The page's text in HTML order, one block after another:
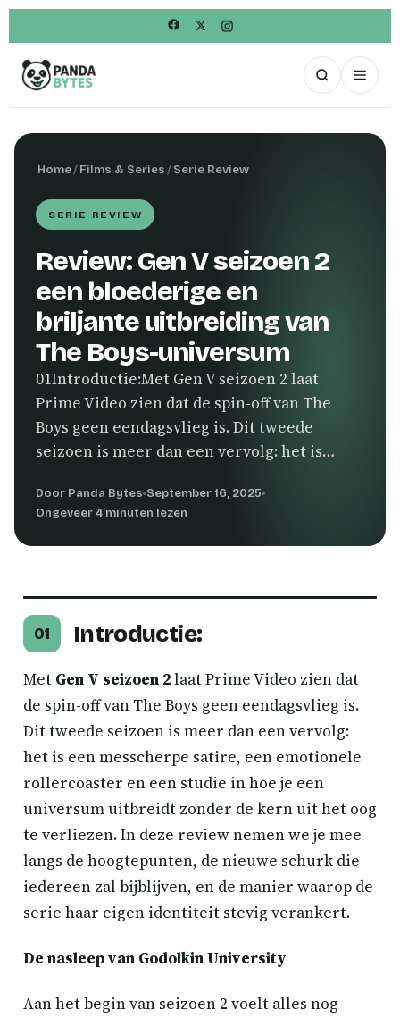
Home/Films & Series/Serie Review
SERIE REVIEW
Review: Gen V seizoen 2
een bloederige en
briljante uitbreiding van
The Boys-universum
01Introductie:Met Gen V seizoen 2 laat
Prime Video zien dat de spin-off van The
Boys geen eendagsvlieg is. Dit tweede
seizoen is meer dan een vervolg: het is…
Door Panda Bytes September 16, 2025
Ongeveer 4 minuten lezen
01 Introductie:
Met Gen V seizoen 2laat Prime Video zien dat
de spin-off van The Boys geen eendagsvlieg is.
Dit tweede seizoen is meer dan een vervolg:
het is een messcherpe satire, een emotionele
rollercoaster en een studie in hoe je een
universum uitbreidt zonder de kern uit het oog
te verliezen. In deze review nemen we je mee
langs de hoogtepunten, de nieuwe schurk die
iedereen zal bijblijven, en de manier waarop de
serie haar eigen identiteit stevig verankert.
De nasleep van Godolkin University
Aan het begin van seizoen 2 voelt alles nog